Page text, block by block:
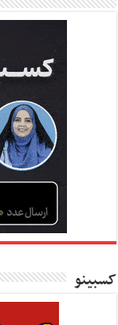
کسبینو